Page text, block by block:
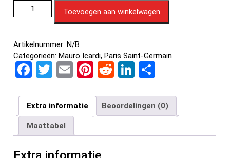
Toevoegen aan winkelwagen
Artikelnummer: N/B
Categorieën: Mauro Icardi, Paris Saint-Germain
F
ce
b
o
o
T
tt
er
E
ail
Pi
er
es
t
R
d
di
t
Li
ke
dI
n
e
n
Extra informatie Beoordelingen (0)
Maattabel